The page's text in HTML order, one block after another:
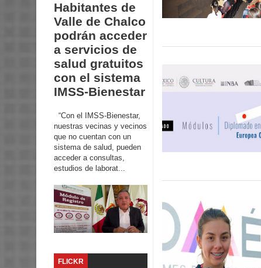
Habitantes de
Valle de Chalco
podrán acceder
a servicios de
salud gratuitos
con el sistema
IMSS-Bienestar
“Con el IMSS-Bienestar,
nuestras vecinas y vecinos
que no cuentan con un
sistema de salud, pueden
acceder a consultas,
estudios de laborat...
FLICKR